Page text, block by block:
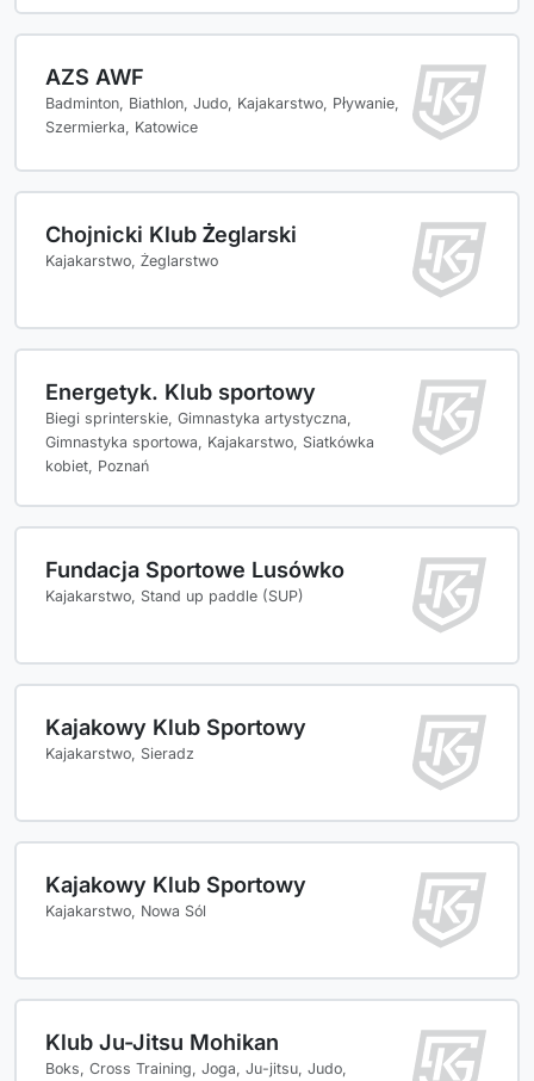
AZS AWF
Badminton, Biathlon, Judo, Kajakarstwo, Pływanie,
Szermierka, Katowice
Chojnicki Klub Żeglarski
Kajakarstwo, Żeglarstwo
Energetyk. Klub sportowy
Biegi sprinterskie, Gimnastyka artystyczna,
Gimnastyka sportowa, Kajakarstwo, Siatkówka
kobiet, Poznań
Fundacja Sportowe Lusówko
Kajakarstwo, Stand up paddle (SUP)
Kajakowy Klub Sportowy
Kajakarstwo, Sieradz
Kajakowy Klub Sportowy
Kajakarstwo, Nowa Sól
Klub Ju-Jitsu Mohikan
Boks, Cross Training, Joga, Ju-jitsu, Judo,